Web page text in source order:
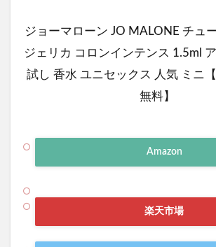
ジョーマローン JO MALONE チュ
ジェリカ コロンインテンス 1.5ml
試し 香水 ユニセックス 人気 ミニ
無料】
Amazon
楽天市場